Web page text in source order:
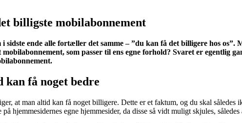
billigste mobilabonnement
ende alle fortæller det samme – ”du kan få det billigere hos os”.
som passer til ens egne forhold? Svaret er egentlig
få noget bedre
at man altid kan få noget billigere. Dette er et faktum, og du skal
hjemmesidernes egne hjemmesider, da disse så vidt muligt skjules,